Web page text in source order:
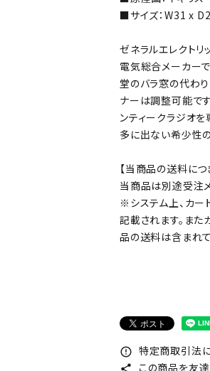
■サイズ：W31 x
ゼネラルエレクト
電気総合メーカー
堂のバラ窓の代わ
ナーは調整可能で
ンティークラジオ
多に出ない希少性
【当商品の送料につ
当商品は別途受注
※システム上、カー
記載されます。ま
品の送料は含まれて
error_outline 特定商取引法
この商品を友